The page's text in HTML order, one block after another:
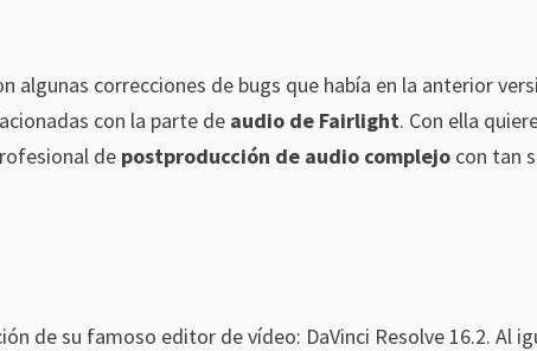
algunas correcciones de bugs que había en la anterior
con la parte de audio de Fairlight. Con ella
de postproducción de audio complejo con tan
de su famoso editor de vídeo: DaVinci Resolve 16.2. Al